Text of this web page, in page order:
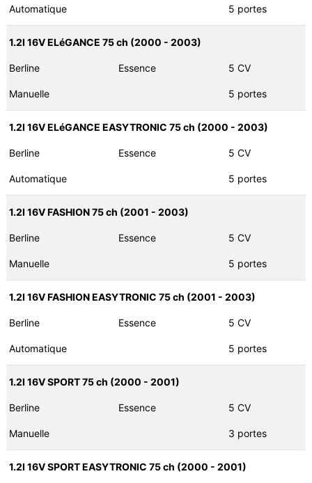
Automatique 5 portes
1.2I 16V ELéGANCE 75 ch (2000 - 2003)
Berline Essence 5 CV
Manuelle 5 portes
1.2I 16V ELéGANCE EASYTRONIC 75 ch (2000 - 2003)
Berline Essence 5 CV
Automatique 5 portes
1.2I 16V FASHION 75 ch (2001 - 2003)
Berline Essence 5 CV
Manuelle 5 portes
1.2I 16V FASHION EASYTRONIC 75 ch (2001 - 2003)
Berline Essence 5 CV
Automatique 5 portes
1.2I 16V SPORT 75 ch (2000 - 2001)
Berline Essence 5 CV
Manuelle 3 portes
1.2I 16V SPORT EASYTRONIC 75 ch (2000 - 2001)